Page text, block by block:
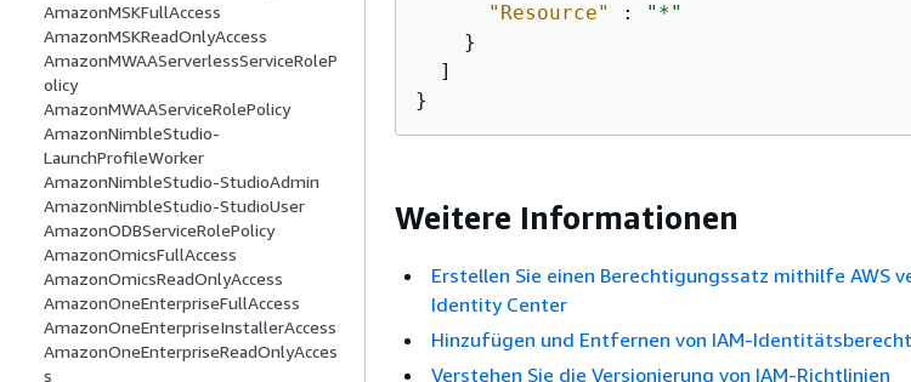
AmazonMSKFullAccess
AmazonMSKReadOnlyAccess
AmazonMWAAServerlessServiceRoleP
olicy
AmazonMWAAServiceRolePolicy
AmazonNimbleStudio-
LaunchProfileWorker
AmazonNimbleStudio-StudioAdmin
AmazonNimbleStudio-StudioUser
AmazonODBServiceRolePolicy
AmazonOmicsFullAccess
AmazonOmicsReadOnlyAccess
AmazonOneEnterpriseFullAccess
AmazonOneEnterpriseInstallerAccess
AmazonOneEnterpriseReadOnlyAcces
s
"Resource"
:
"*"
    }
  ]
}
Weitere Informationen
Erstellen Sie einen Berechtigungssatz mithilfe AWS
Identity Center
Hinzufügen und Entfernen von IAM-
Verstehen Sie die Versionierung von IAM-Richtlinien